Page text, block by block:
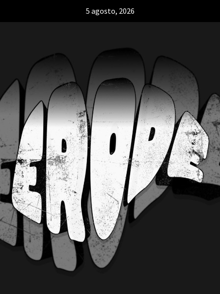
5 agosto, 2026